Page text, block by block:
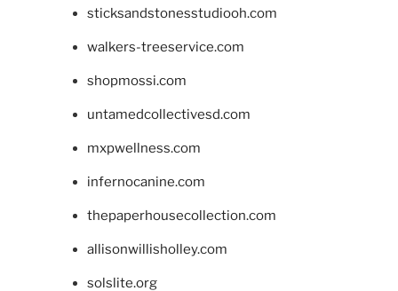
sticksandstonesstudiooh.com
walkers-treeservice.com
shopmossi.com
untamedcollectivesd.com
mxpwellness.com
infernocanine.com
thepaperhousecollection.com
allisonwillisholley.com
solslite.org